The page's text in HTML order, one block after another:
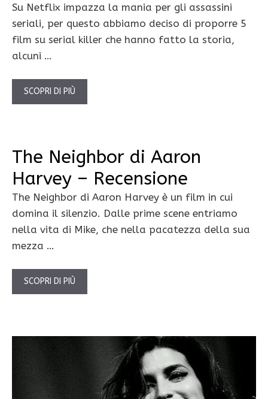
Su Netflix impazza la mania per gli assassini
seriali, per questo abbiamo deciso di proporre 5
film su serial killer che hanno fatto la storia,
alcuni …
SCOPRI DI PIÙ
The Neighbor di Aaron
Harvey – Recensione
The Neighbor di Aaron Harvey è un film in cui
domina il silenzio. Dalle prime scene entriamo
nella vita di Mike, che nella pacatezza della sua
mezza …
SCOPRI DI PIÙ